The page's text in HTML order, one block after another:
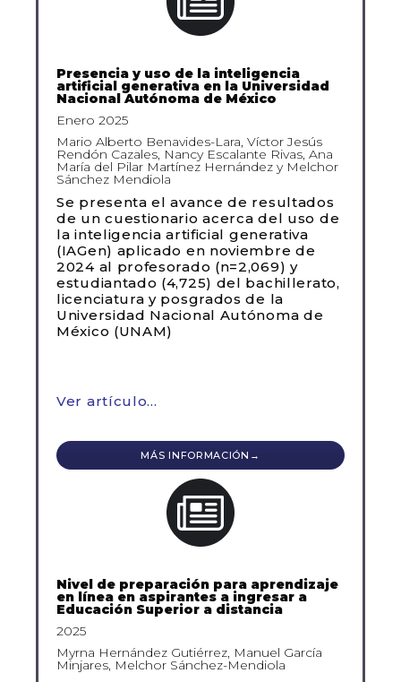
Presencia y uso de la inteligencia
artificial generativa en la Universidad
Nacional Autónoma de México
Enero 2025
Mario Alberto Benavides-Lara, Víctor Jesús
Rendón Cazales, Nancy Escalante Rivas, Ana
María del Pilar Martínez Hernández y Melchor
Sánchez Mendiola
Se presenta el avance de resultados
de un cuestionario acerca del uso de
la inteligencia artificial generativa
(IAGen) aplicado en noviembre de
2024 al profesorado (n=2,069) y
estudiantado (4,725) del bachillerato,
licenciatura y posgrados de la
Universidad Nacional Autónoma de
México (UNAM)
Ver artículo…
MÁS INFORMACIÓN→
Nivel de preparación para aprendizaje
en línea en aspirantes a ingresar a
Educación Superior a distancia
2025
Myrna Hernández Gutiérrez, Manuel García
Minjares, Melchor Sánchez-Mendiola